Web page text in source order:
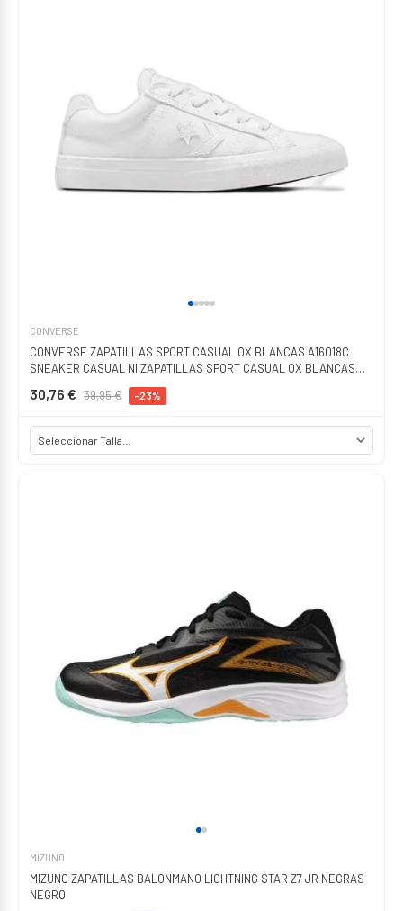
CONVERSE
CONVERSE ZAPATILLAS SPORT CASUAL OX BLANCAS A16018C
SNEAKER CASUAL NI ZAPATILLAS SPORT CASUAL OX BLANCAS
A16018C SNEAKER CASUAL
30,76 € 39,95 € -23%
MIZUNO
MIZUNO ZAPATILLAS BALONMANO LIGHTNING STAR Z7 JR NEGRAS
NEGRO